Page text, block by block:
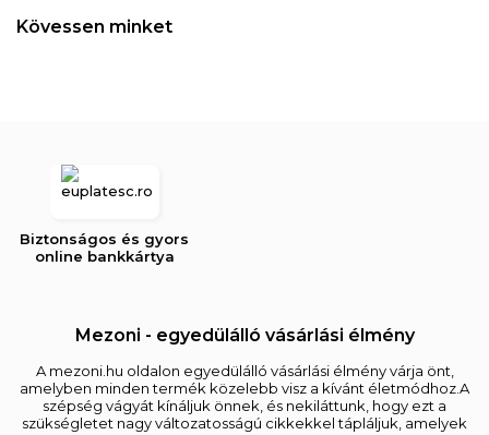
Kövessen minket
Biztonságos és gyors
online bankkártya
Mezoni - egyedülálló vásárlási élmény
A mezoni.hu oldalon egyedülálló vásárlási élmény várja önt,
amelyben minden termék közelebb visz a kívánt életmódhoz.A
szépség vágyát kínáljuk önnek, és nekiláttunk, hogy ezt a
szükségletet nagy változatosságú cikkekkel tápláljuk, amelyek